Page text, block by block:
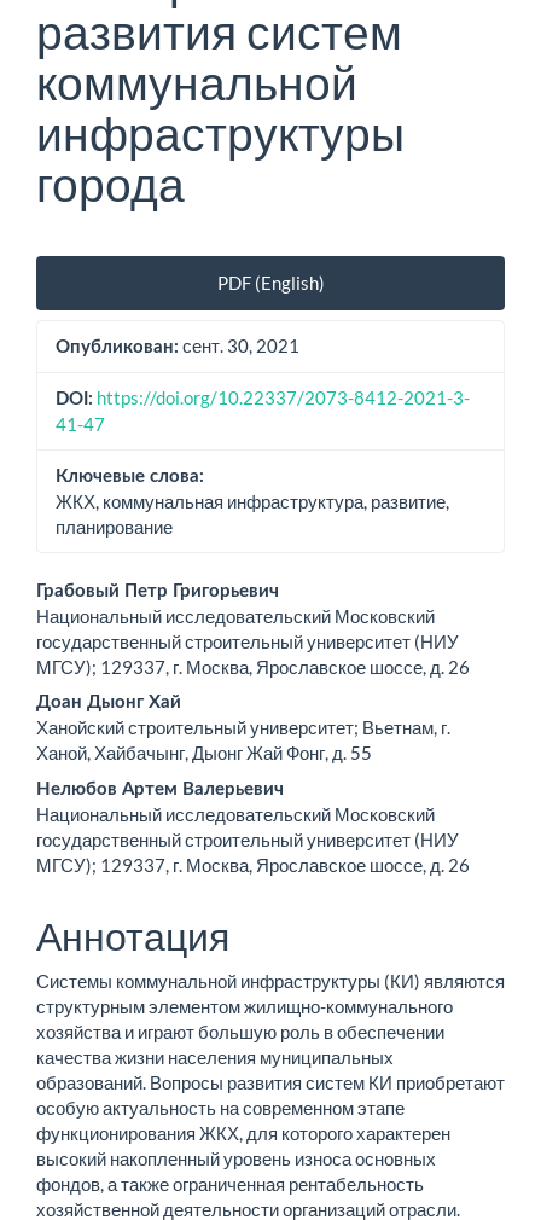
развития систем
коммунальной
инфраструктуры
города
Боковая
панель
статьи
PDF (English)
Опубликован: сент. 30, 2021
DOI: https://doi.org/10.22337/2073-8412-2021-3-
41-47
Ключевые слова:
ЖКХ, коммунальная инфраструктура, развитие,
планирование
Основное
содержимое
статьи
Грабовый Петр Григорьевич
Национальный исследовательский Московский
государственный строительный университет (НИУ
МГСУ); 129337, г. Москва, Ярославское шоссе, д. 26
Доан Дыонг Хай
Ханойский строительный университет; Вьетнам, г.
Ханой, Хайбачынг, Дыонг Жай Фонг, д. 55
Нелюбов Артем Валерьевич
Национальный исследовательский Московский
государственный строительный университет (НИУ
МГСУ); 129337, г. Москва, Ярославское шоссе, д. 26
Аннотация
Системы коммунальной инфраструктуры (КИ) являются
структурным элементом жилищно-коммунального
хозяйства и играют большую роль в обеспечении
качества жизни населения муниципальных
образований. Вопросы развития систем КИ приобретают
особую актуальность на современном этапе
функционирования ЖКХ, для которого характерен
высокий накопленный уровень износа основных
фондов, а также ограниченная рентабельность
хозяйственной деятельности организаций отрасли.